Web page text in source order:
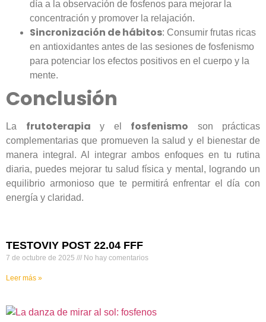
día a la observación de fosfenos para mejorar la
concentración y promover la relajación.
Sincronización de hábitos: Consumir frutas ricas
en antioxidantes antes de las sesiones de fosfenismo
para potenciar los efectos positivos en el cuerpo y la
mente.
Conclusión
La frutoterapia y el fosfenismo son prácticas
complementarias que promueven la salud y el bienestar de
manera integral. Al integrar ambos enfoques en tu rutina
diaria, puedes mejorar tu salud física y mental, logrando un
equilibrio armonioso que te permitirá enfrentar el día con
energía y claridad.
TESTOVIY POST 22.04 FFF
7 de octubre de 2025 No hay comentarios
Leer más »